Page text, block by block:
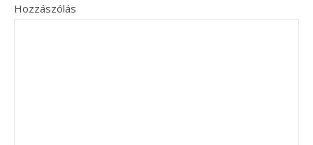
Hozzászólás